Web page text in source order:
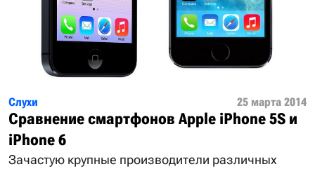
Слухи 25 марта 2014
Сравнение смартфонов Apple iPhone 5S и
iPhone 6
Зачастую крупные производители различных